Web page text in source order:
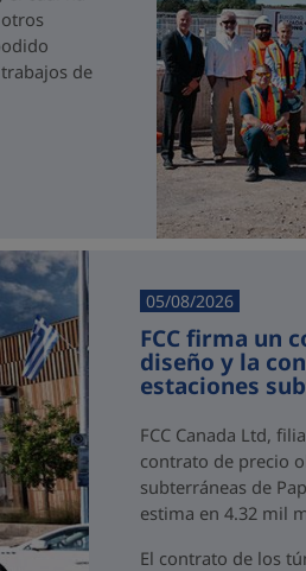
de
05/08/2026
FCC firma un
diseño y la
estaciones
FCC Canada Ltd,
contrato de precio
subterráneas de
estima en 4.32 mil
El contrato de los